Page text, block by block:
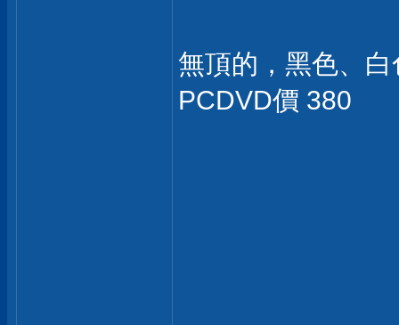
無頂的，黑色、
PCDVD價 380